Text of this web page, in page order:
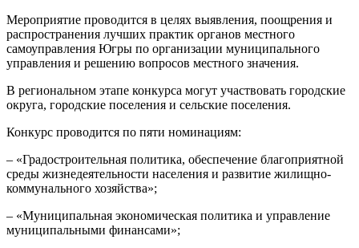
Мероприятие проводится в целях выявления, поощрения и
распространения лучших практик органов местного
самоуправления Югры по организации муниципального
управления и решению вопросов местного значения.
В региональном этапе конкурса могут участвовать городские
округа, городские поселения и сельские поселения.
Конкурс проводится по пяти номинациям:
– «Градостроительная политика, обеспечение благоприятной
среды жизнедеятельности населения и развитие жилищно-
коммунального хозяйства»;
– «Муниципальная экономическая политика и управление
муниципальными финансами»;